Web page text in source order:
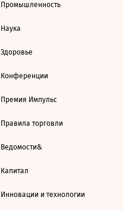
Промышленность
Наука
Здоровье
Конференции
Премия Импульс
Правила торговли
Ведомости&
Капитал
Инновации и технологии